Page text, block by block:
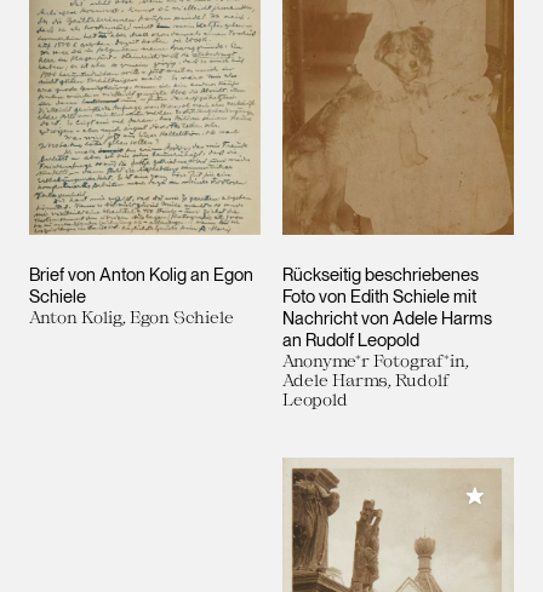
Brief von Anton Kolig an Egon
Schiele
Anton Kolig, Egon Schiele
Rückseitig beschriebenes
Foto von Edith Schiele mit
Nachricht von Adele Harms
an Rudolf Leopold
Anonyme*r Fotograf*in,
Adele Harms, Rudolf
Leopold
Meiner